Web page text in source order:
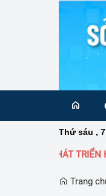
Thứ sáu ,
PHÁT TRIỂN
Trang